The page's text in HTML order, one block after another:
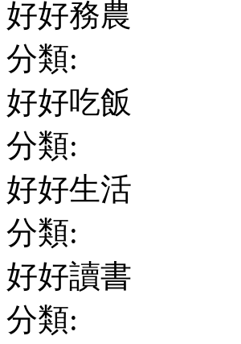
好好務農
分類:
好好吃飯
分類:
好好生活
分類:
好好讀書
分類: